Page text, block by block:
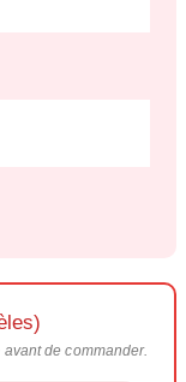
de commander.